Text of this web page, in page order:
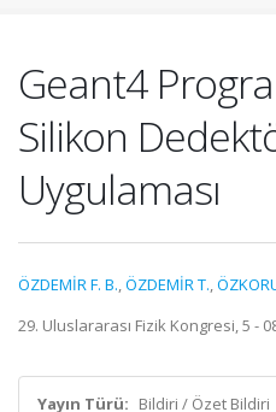
Geant4
Silikon
Uygulaması
ÖZDEMİR F. B.,ÖZDEMİR T.,
29. Uluslararası Fizik Kongresi, 5 -
Yayın Türü: Bildiri / Özet Bildiri